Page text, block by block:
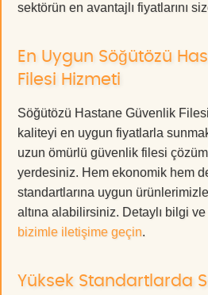
sektörün en avantajlı fiyatlarını
En Uygun Söğütözü
Filesi Hizmeti
Söğütözü Hastane Güvenlik
kaliteyi en uygun fiyatlarla
uzun ömürlü güvenlik filesi
yerdesiniz. Hem ekonomik hem
standartlarına uygun
altına alabilirsiniz. Detaylı bilgi
bizimle iletişime geçin.
Yüksek Standartlarda